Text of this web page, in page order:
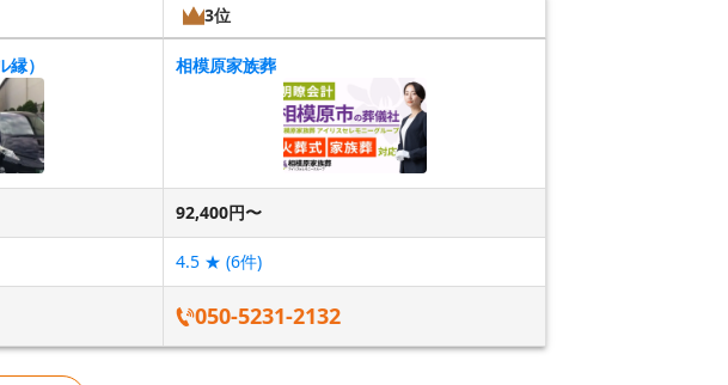
3位
） 相模原家族葬
92,400円〜
4.5 ★ (6件)
050-5231-2132